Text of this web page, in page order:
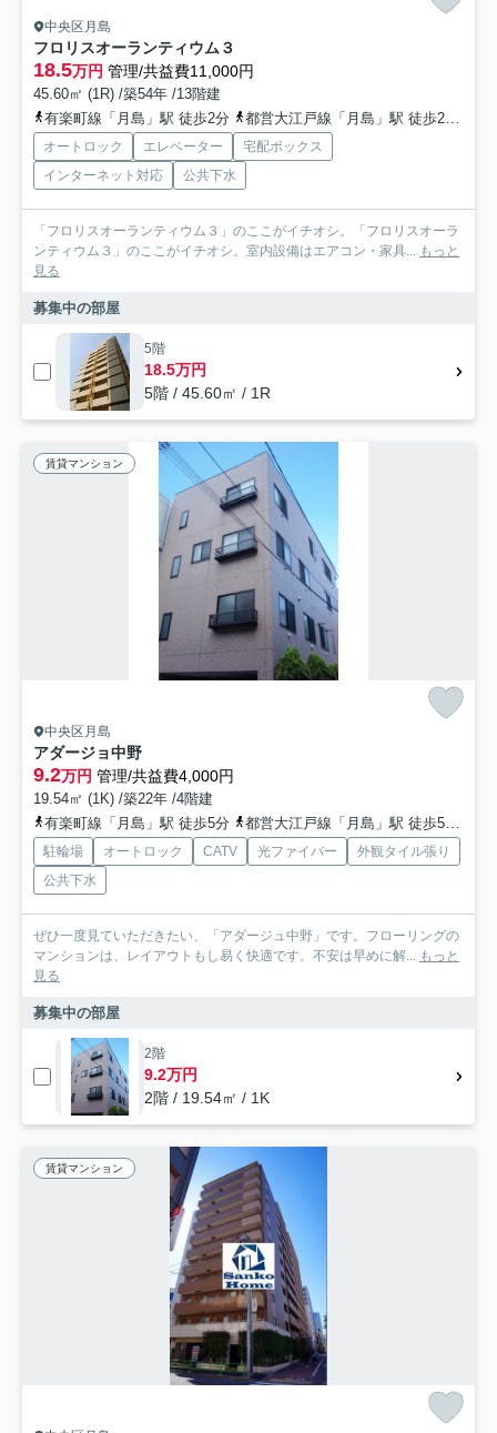
中央区月島
フロリスオーランティウム３
18.5万円 管理/共益費11,000円
45.60㎡ (1R) /築54年 /13階建
有楽町線「月島」駅 徒歩2分
都営大江戸線「月島」駅 徒歩2分
オートロック エレベーター
宅配ボックス
インターネット対応
公共下水
「フロリスオーランティウム３」のここがイチオシ。「フロリスオーラ
ンティウム３」のここがイチオシ。室内設備はエアコン・家具... もっと
見る
募集中の部屋
5階
18.5万円
5階 / 45.60㎡ / 1R
賃貸マンション
中央区月島
アダージョ中野
9.2万円 管理/共益費4,000円
19.54㎡ (1K) /築22年 /4階建
有楽町線「月島」駅 徒歩5分
都営大江戸線「月島」駅 徒歩5分
駐輪場 オートロック CATV 光ファイバー
外観タイル張り
公共下水
ぜひ一度見ていただきたい、「アダージュ中野」です。フローリングの
マンションは、レイアウトもし易く快適です。不安は早めに解... もっと
見る
募集中の部屋
2階
9.2万円
2階 / 19.54㎡ / 1K
賃貸マンション